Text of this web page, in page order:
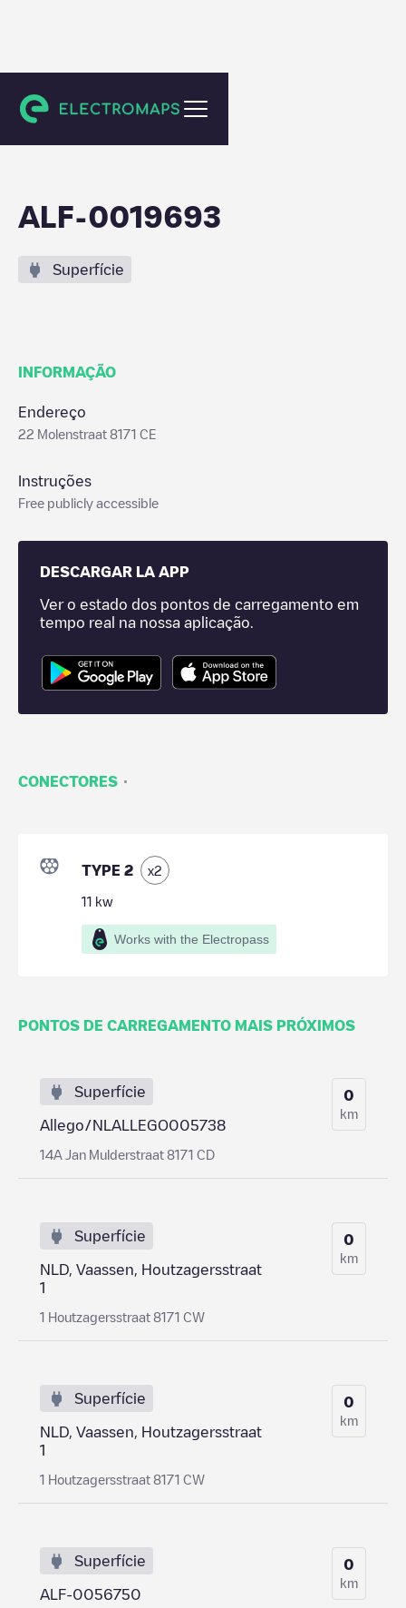
Vaassen
ALF-0019693
Superfície
INFORMAÇÃO
Endereço
22 Molenstraat 8171 CE
Instruções
Free publicly accessible
DESCARGAR LA APP
Ver o estado dos pontos de carregamento em
tempo real na nossa aplicação.
CONECTORES ·
TYPE 2 x2
11 kw
Works with the Electropass
PONTOS DE CARREGAMENTO MAIS PRÓXIMOS
Superfície
Allego/NLALLEGO005738
14A Jan Mulderstraat 8171 CD
0
km
Superfície
NLD, Vaassen, Houtzagersstraat
1
1 Houtzagersstraat 8171 CW
0
km
Superfície
NLD, Vaassen, Houtzagersstraat
1
1 Houtzagersstraat 8171 CW
0
km
Superfície
ALF-0056750
0
km